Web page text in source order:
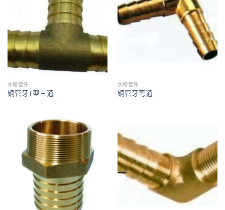
水路管件
铜管牙T型三通
水路管件
铜管牙弯通